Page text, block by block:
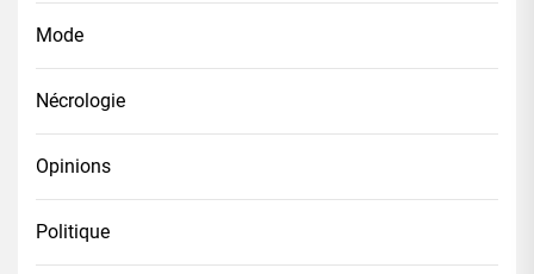
Mode
Nécrologie
Opinions
Politique